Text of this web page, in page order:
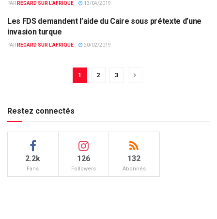
PAR REGARD SUR L'AFRIQUE 13/04/2019
DÉFENSE
Les FDS demandent l’aide du Caire sous prétexte d’une
invasion turque
PAR REGARD SUR L'AFRIQUE 20/02/2019
1 2 3
Restez connectés
2.2k
Fans
126
Followers
132
Abonnés